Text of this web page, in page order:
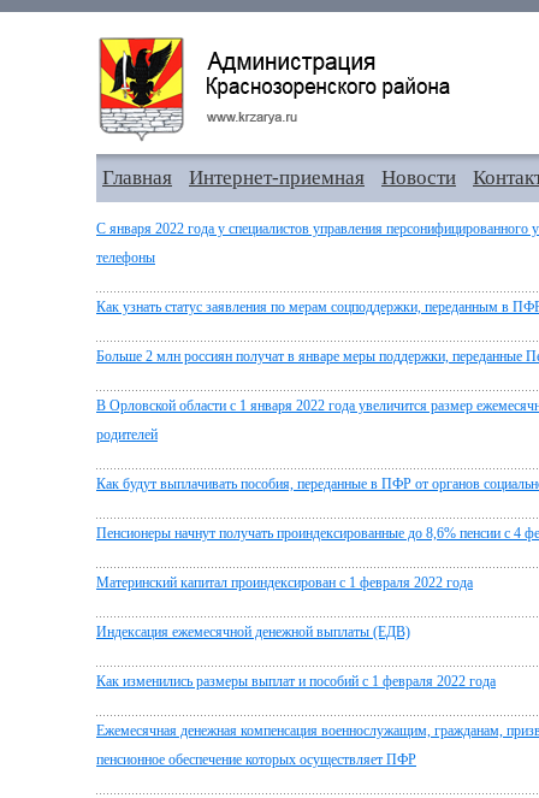
Главная Интернет-приемная Новости
С января 2022 года у специалистов управления
телефоны
Как узнать статус заявления по мерам соцподдержки, переданным в
Больше 2 млн россиян получат в январе меры поддержки, переданные
В Орловской области с 1 января 2022 года увеличится размер
родителей
Как будут выплачивать пособия, переданные в ПФР от органов
Пенсионеры начнут получать проиндексированные до 8,6% пенсии с 4
Материнский капитал проиндексирован с 1 февраля 2022 года
Индексация ежемесячной денежной выплаты (ЕДВ)
Как изменились размеры выплат и пособий с 1 февраля 2022 года
Ежемесячная денежная компенсация военнослужащим, гражданам,
пенсионное обеспечение которых осуществляет ПФР